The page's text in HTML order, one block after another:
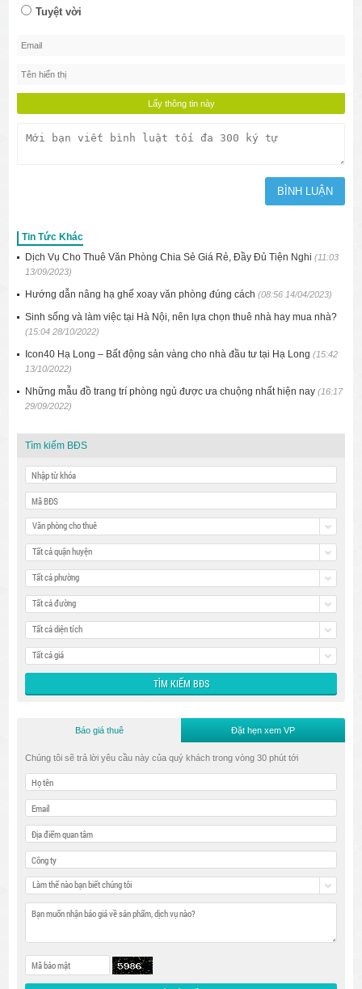
Tuyệt vời
Tin Tức Khác
Dịch Vụ Cho Thuê Văn Phòng Chia Sẻ Giá Rẻ, Đầy Đủ Tiện Nghi(11:03
13/09/2023)
Hướng dẫn nâng hạ ghế xoay văn phòng đúng cách(08:56 14/04/2023)
Sinh sống và làm việc tại Hà Nội, nên lựa chọn thuê nhà hay mua nhà?
(15:04 28/10/2022)
Icon40 Hạ Long – Bất động sản vàng cho nhà đầu tư tại Hạ Long(15:42
13/10/2022)
Những mẫu đồ trang trí phòng ngủ được ưa chuộng nhất hiện nay(16:17
29/09/2022)
Tìm kiếm BĐS
Văn phòng cho thuê
Tất cả quận huyện
Tất cả phường
Tất cả đường
Tất cả diện tích
Tất cả giá
Báo giá thuê Đặt hẹn xem VP
Chúng tôi sẽ trả lời yêu cầu này của quý khách trong vòng 30 phút tới
Làm thế nào bạn biết chúng tôi